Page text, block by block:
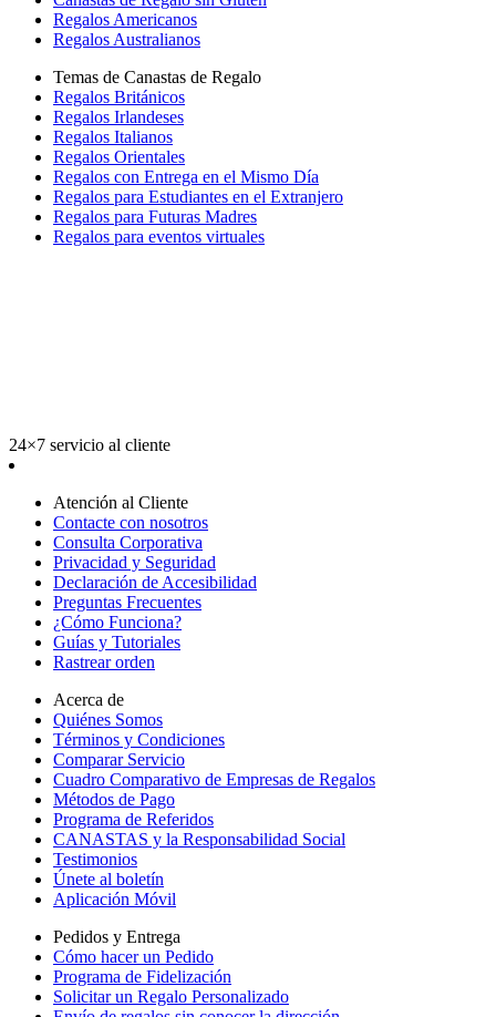
Regalos Americanos
Regalos Australianos
Temas de Canastas de Regalo
Regalos Británicos
Regalos Irlandeses
Regalos Italianos
Regalos Orientales
Regalos con Entrega en el Mismo Día
Regalos para Estudiantes en el Extranjero
Regalos para Futuras Madres
Regalos para eventos virtuales
24×7 servicio al cliente
Atención al Cliente
Contacte con nosotros
Consulta Corporativa
Privacidad y Seguridad
Declaración de Accesibilidad
Preguntas Frecuentes
¿Cómo Funciona?
Guías y Tutoriales
Rastrear orden
Acerca de
Quiénes Somos
Términos y Condiciones
Comparar Servicio
Cuadro Comparativo de Empresas de Regalos
Métodos de Pago
Programa de Referidos
CANASTAS y la Responsabilidad Social
Testimonios
Únete al boletín
Aplicación Móvil
Pedidos y Entrega
Cómo hacer un Pedido
Programa de Fidelización
Solicitar un Regalo Personalizado